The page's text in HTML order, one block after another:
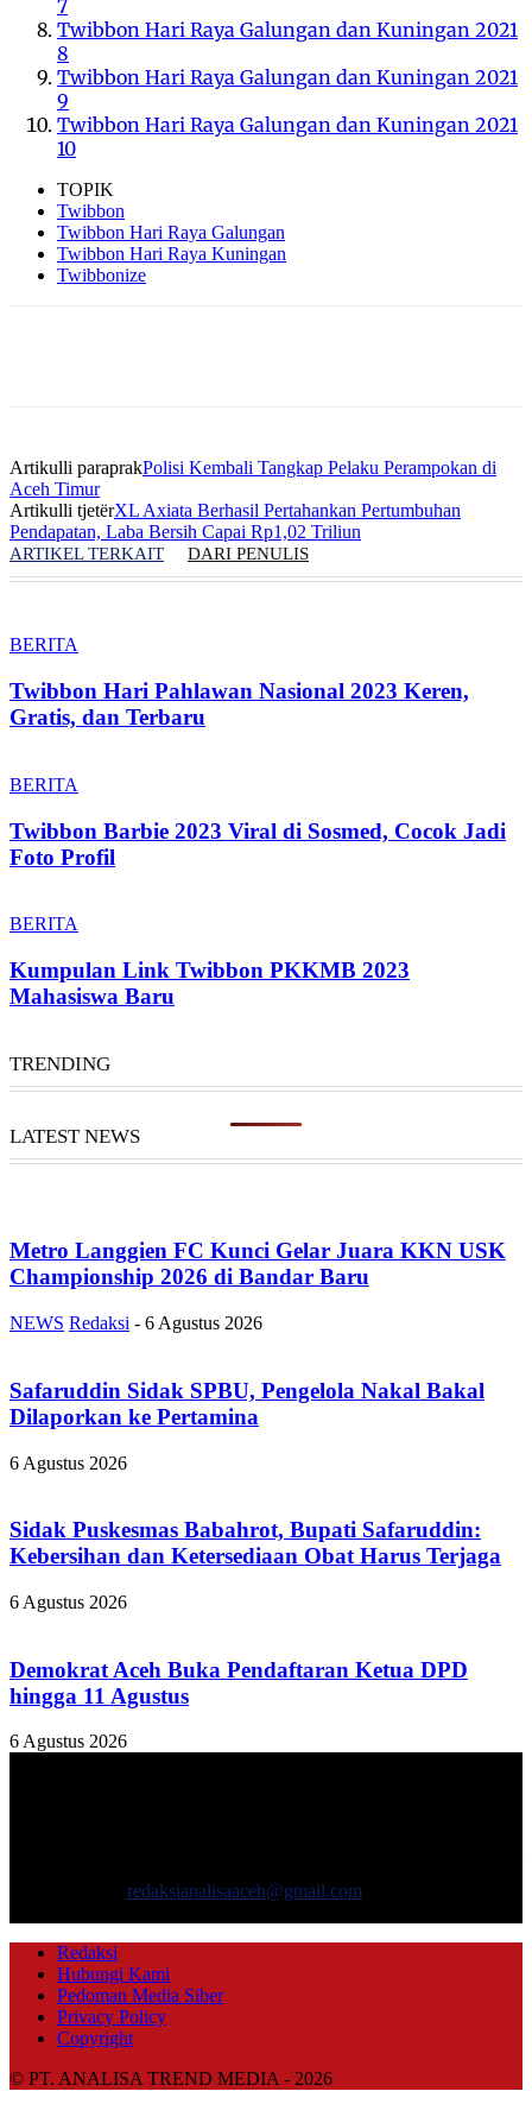
7
Twibbon Hari Raya Galungan dan Kuningan 2021
8
Twibbon Hari Raya Galungan dan Kuningan 2021
9
Twibbon Hari Raya Galungan dan Kuningan 2021
10
TOPIK
Twibbon
Twibbon Hari Raya Galungan
Twibbon Hari Raya Kuningan
Twibbonize
Artikulli paraprakPolisi Kembali Tangkap Pelaku Perampokan di
Aceh Timur
Artikulli tjetërXL Axiata Berhasil Pertahankan Pertumbuhan
Pendapatan, Laba Bersih Capai Rp1,02 Triliun
ARTIKEL TERKAIT DARI PENULIS
BERITA
Twibbon Hari Pahlawan Nasional 2023 Keren,
Gratis, dan Terbaru
BERITA
Twibbon Barbie 2023 Viral di Sosmed, Cocok Jadi
Foto Profil
BERITA
Kumpulan Link Twibbon PKKMB 2023
Mahasiswa Baru
TRENDING
LATEST NEWS
Metro Langgien FC Kunci Gelar Juara KKN USK
Championship 2026 di Bandar Baru
NEWS Redaksi - 6 Agustus 2026
Safaruddin Sidak SPBU, Pengelola Nakal Bakal
Dilaporkan ke Pertamina
6 Agustus 2026
Sidak Puskesmas Babahrot, Bupati Safaruddin:
Kebersihan dan Ketersediaan Obat Harus Terjaga
6 Agustus 2026
Demokrat Aceh Buka Pendaftaran Ketua DPD
hingga 11 Agustus
6 Agustus 2026
redaksianalisaaceh@gmail.com
Redaksi
Hubungi Kami
Pedoman Media Siber
Privacy Policy
Copyright
© PT. ANALISA TREND MEDIA - 2026